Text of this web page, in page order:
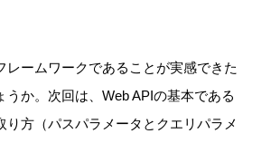
レームワークであることが実感できた
うか。次回は、Web APIの基本である
り方（パスパラメータとクエリパラメ